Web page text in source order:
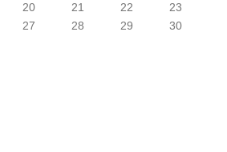
20 21 22
23
27 28 29
30